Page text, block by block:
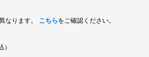
なります。 こちらをご確認ください。